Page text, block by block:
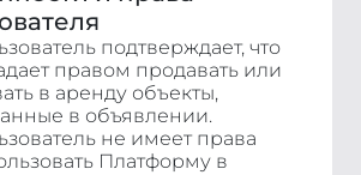
подтверждает, что
правом продавать или
в аренду объекты,
в объявлении.
не имеет права
Платформу в